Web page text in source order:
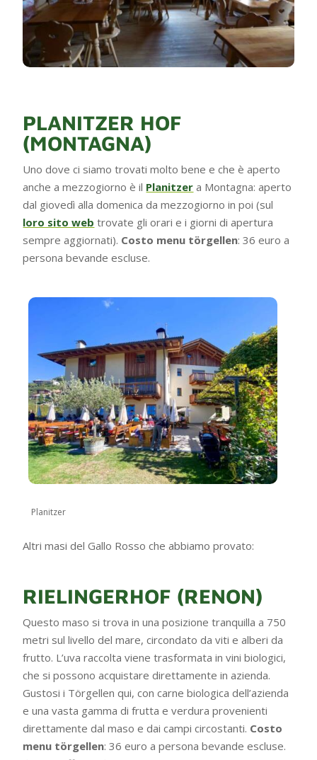
PLANITZER HOF
(MONTAGNA)
Uno dove ci siamo trovati molto bene e che è aperto
anche a mezzogiorno è il Planitzer a Montagna: aperto
dal giovedì alla domenica da mezzogiorno in poi (sul
loro sito web trovate gli orari e i giorni di apertura
sempre aggiornati). Costo menu törgellen: 36 euro a
persona bevande escluse.
Planitzer
Altri masi del Gallo Rosso che abbiamo provato:
RIELINGERHOF (RENON)
Questo maso si trova in una posizione tranquilla a 750
metri sul livello del mare, circondato da viti e alberi da
frutto. L’uva raccolta viene trasformata in vini biologici,
che si possono acquistare direttamente in azienda.
Gustosi i Törgellen qui, con carne biologica dell’azienda
e una vasta gamma di frutta e verdura provenienti
direttamente dal maso e dai campi circostanti. Costo
menu törgellen: 36 euro a persona bevande escluse.